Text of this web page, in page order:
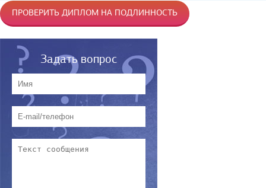
ПРОВЕРИТЬ ДИПЛОМ НА ПОДЛИННОСТЬ
Задать вопрос